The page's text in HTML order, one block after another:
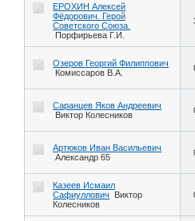
ЕРОХИН Алексей
Фёдорович. Герой
Советского Союза.
Порфирьева Г.И.
Озеров Георгий Филиппович
Комиссаров В.А.
Саранцев Яков Андреевич
Виктор Колесников
Артюков Иван Васильевич
Александр 65
Казеев Исмаил
Сафиуллович
Виктор
Колесников